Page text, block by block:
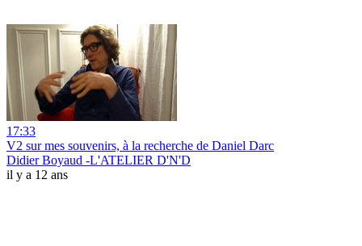
17:33
V2 sur mes souvenirs, à la recherche de Daniel Darc
Didier Boyaud -L'ATELIER D'N'D
il y a 12 ans